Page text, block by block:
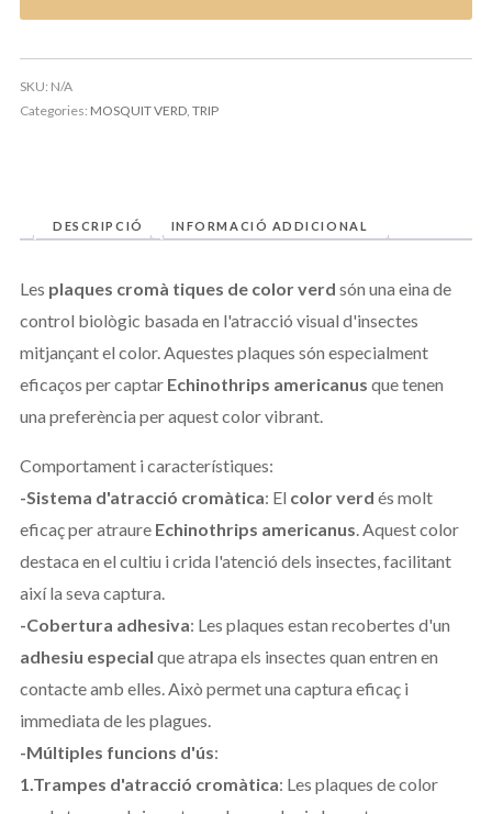
SKU: N/A
Categories: MOSQUIT VERD TRIP
DESCRIPCIÓ INFORMACIÓ ADDICIONAL
Les plaques cromà tiques de color verd són una eina de
control biològic basada en l'atracció visual d'insectes
mitjançant el color. Aquestes plaques són especialment
eficaços per captar Echinothrips americanus que tenen
una preferència per aquest color vibrant.
Comportament i característiques:
-Sistema d'atracció cromàtica: El color verd és molt
eficaç per atraure Echinothrips americanus . Aquest color
destaca en el cultiu i crida l'atenció dels insectes, facilitant
així la seva captura.
-Cobertura adhesiva: Les plaques estan recobertes d'un
adhesiu especial que atrapa els insectes quan entren en
contacte amb elles. Això permet una captura eficaç i
immediata de les plagues.
-Múltiples funcions d'ús:
1.Trampes d'atracció cromàtica: Les plaques de color